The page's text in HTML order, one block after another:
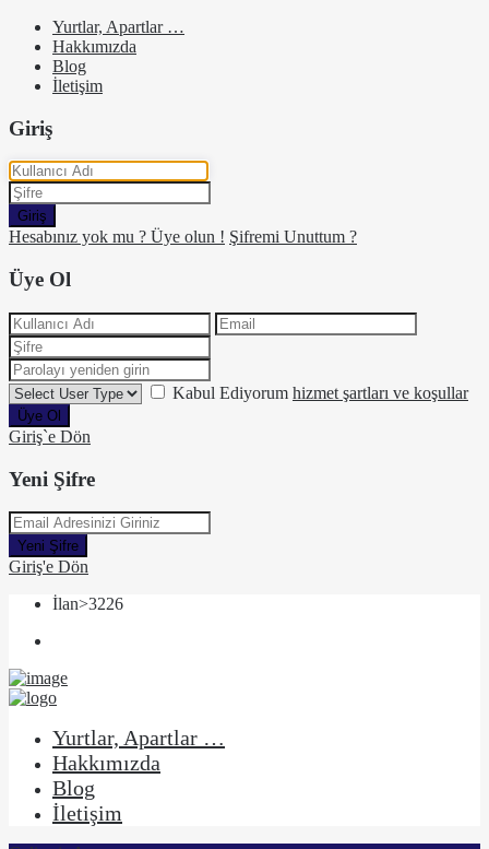
Yurtlar, Apartlar …
Hakkımızda
Blog
İletişim
Giriş
Giriş
Hesabınız yok mu ? Üye olun ! Şifremi Unuttum ?
Üye Ol
Kabul Ediyorum hizmet şartları ve koşullar
Üye Ol
Giriş`e Dön
Yeni Şifre
Yeni Şifre
Giriş'e Dön
İlan>3226
Yurtlar, Apartlar …
Hakkımızda
Blog
İletişim